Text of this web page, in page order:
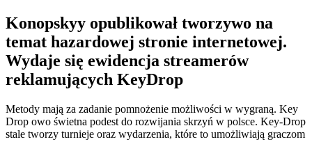
Konopskyy opublikował tworzywo na
temat hazardowej stronie internetowej.
Wydaje się ewidencja streamerów
reklamujących KeyDrop
Metody mają za zadanie pomnożenie możliwości w wygraną. Key
Drop owo świetna podest do rozwijania skrzyń w polsce. Key-Drop
stale tworzy turnieje oraz wydarzenia, które to umożliwiają graczom